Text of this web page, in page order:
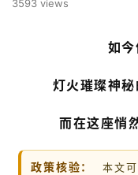
3593 views
如今
灯火璀璨神
而在这座悄
政策核验：
本文